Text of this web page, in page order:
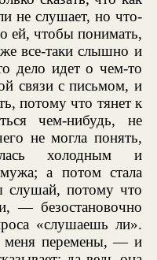
не слушает, но что-
ей, чтобы понимать,
все-таки слышно и
дело идет о чем-то
связи с письмом, и
потому что тянет к
чем-нибудь, не
не могла понять,
холодным и
а потом стала
потому что
— безостановочно
«слушаешь ли».
меня перемены, — и